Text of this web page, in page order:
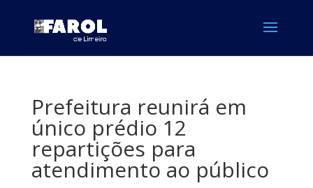
Prefeitura reunirá em
único prédio 12
repartições para
atendimento ao público